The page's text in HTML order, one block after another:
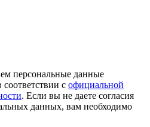
персональные данные
соответствии с официальной
. Если вы не даете согласия
данных, вам необходимо